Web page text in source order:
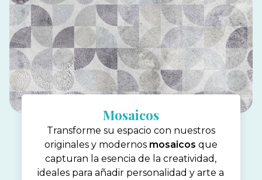
Mosaicos
Transforme su espacio con nuestros
originales y modernos mosaicos que
capturan la esencia de la creatividad,
ideales para añadir personalidad y arte a